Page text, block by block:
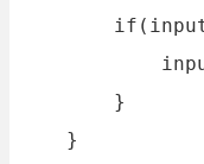
        }
    }